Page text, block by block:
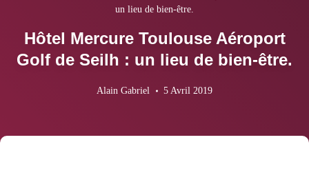
un lieu de bien-être.
Hôtel Mercure Toulouse Aéroport
Golf de Seilh : un lieu de bien-être.
Alain Gabriel 5 Avril 2019